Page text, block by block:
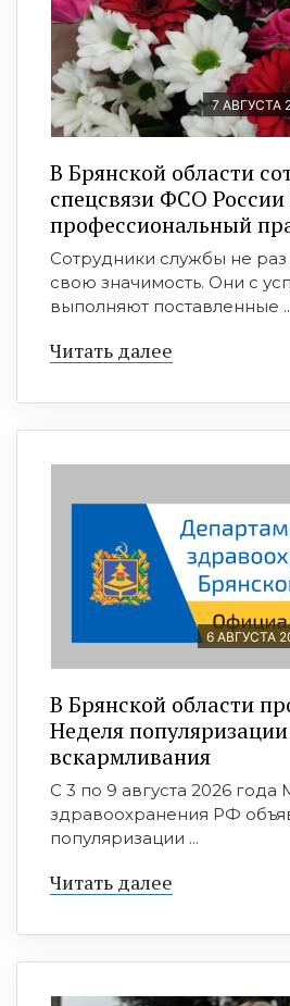
7 АВГУСТА
В Брянской области
спецсвязи ФСО
профессиональный
Сотрудники службы не
свою значимость. Они с
выполняют поставленные
Читать далее
6 АВГУСТА
В Брянской области
Неделя
вскармливания
С 3 по 9 августа 2026 года
здравоохранения РФ
популяризации ...
Читать далее